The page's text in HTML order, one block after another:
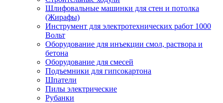
Шлифовальные машинки для стен и потолка
(Жирафы)
Инструмент для электротехнических работ 1000
Вольт
Оборудование для инъекции смол, раствора и
бетона
Оборудование для смесей
Подъемники для гипсокартона
Шпатели
Пилы электрические
Рубанки